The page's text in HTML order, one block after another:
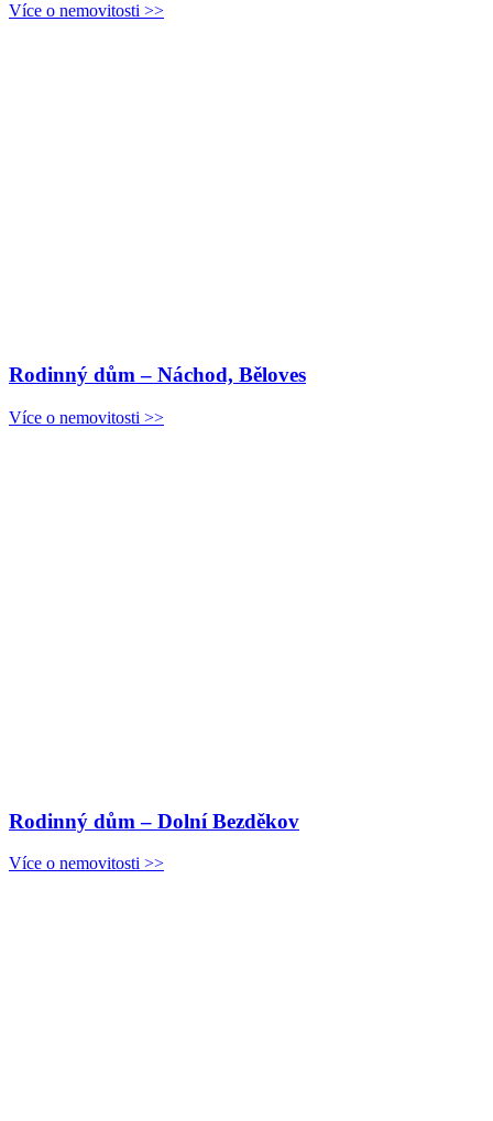
Více o nemovitosti >>
Rodinný dům – Náchod, Běloves
Více o nemovitosti >>
Rodinný dům – Dolní Bezděkov
Více o nemovitosti >>